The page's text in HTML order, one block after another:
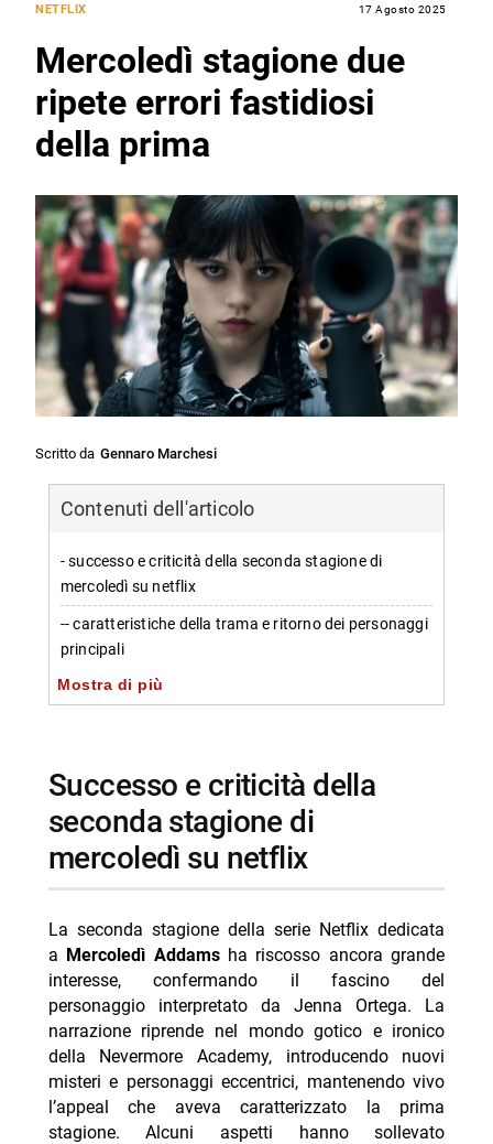
NETFLIX 17 Agosto 2025
Mercoledì stagione due
ripete errori fastidiosi
della prima
Scritto da Gennaro Marchesi
Contenuti dell'articolo
- successo e criticità della seconda stagione di
mercoledì su netflix
-- caratteristiche della trama e ritorno dei personaggi
principali
-- problemi legati alla lunghezza degli episodi
-- considerazioni sulla durata degli episodi centrali e
finali
- sostegno al successo complessivo e prossimi
-- RispondiAnnulla risposta
- Outer Banks 5 stagione finale dal 20 agosto Netflix
- J. Edgar dal 13 agosto su Netflix: biopic Eastwood
- The Last House dal 7 agosto su Netflix: trama e
cast
- Don’t Say Good Luck: il film Netflix dal 14 agosto
Mostra di più
successo e criticità della
seconda stagione di
mercoledì su netflix
La seconda stagione della serie Netflix dedicata
a Mercoledì Addamsha riscosso ancora grande
interesse, confermando il fascino del
personaggio interpretato da Jenna Ortega. La
narrazione riprende nel mondo gotico e ironico
della Nevermore Academy, introducendo nuovi
misteri e personaggi eccentrici, mantenendo vivo
l’appeal che aveva caratterizzato la prima
stagione. Alcuni aspetti hanno sollevato